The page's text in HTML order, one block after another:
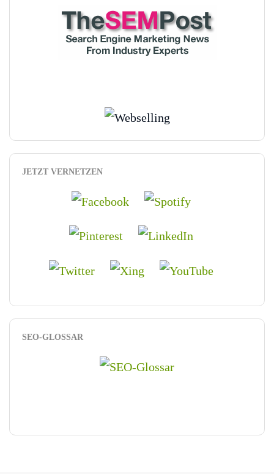
JETZT VERNETZEN
SEO-GLOSSAR